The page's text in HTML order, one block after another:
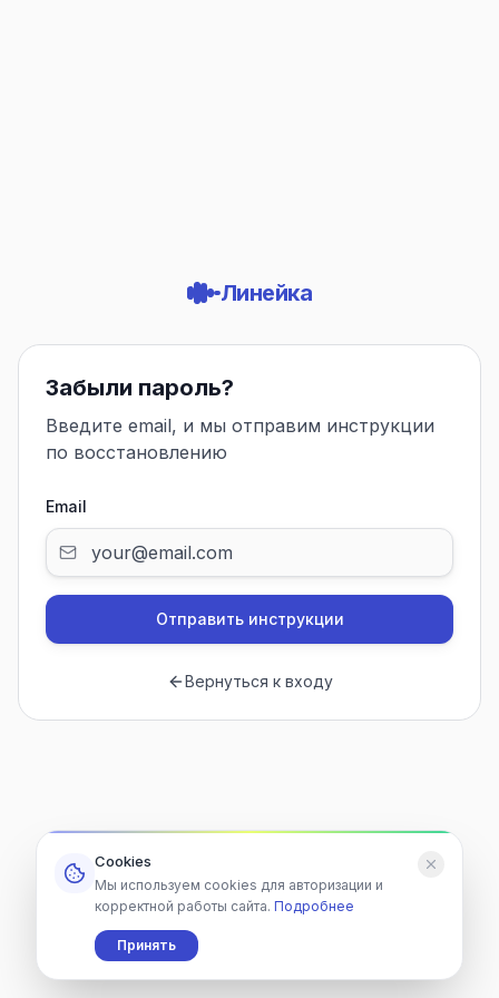
Линейка
Забыли пароль?
Введите email, и мы отправим инструкции
по восстановлению
Email
Отправить инструкции
Вернуться к входу
Cookies
Мы используем cookies для авторизации и
корректной работы сайта. Подробнее
Принять